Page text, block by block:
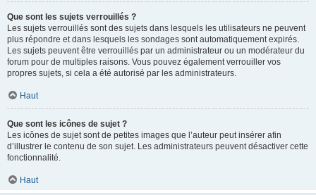
Que sont les sujets verrouillés ?
Les sujets verrouillés sont des sujets dans lesquels les utilisateurs ne peuvent
plus répondre et dans lesquels les sondages sont automatiquement expirés.
Les sujets peuvent être verrouillés par un administrateur ou un modérateur du
forum pour de multiples raisons. Vous pouvez également verrouiller vos
propres sujets, si cela a été autorisé par les administrateurs.
Haut
Que sont les icônes de sujet ?
Les icônes de sujet sont de petites images que l’auteur peut insérer afin
d’illustrer le contenu de son sujet. Les administrateurs peuvent désactiver cette
fonctionnalité.
Haut